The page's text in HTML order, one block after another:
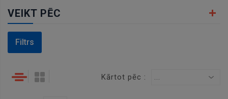
VEIKT PĒC
Filtrs
Kārtot pēc : ...